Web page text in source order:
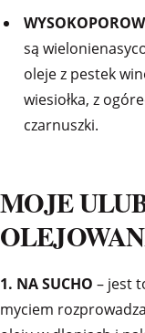
są
oleje z pestek
wiesiołka, z
czarnuszki.
MOJE
1. NA SUCHO – jest
myciem